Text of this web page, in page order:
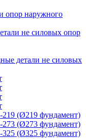
опор наружного
не силовых опор
детали не силовых
(Ø219 фундамент)
(Ø273 фундамент)
(Ø325 фундамент)